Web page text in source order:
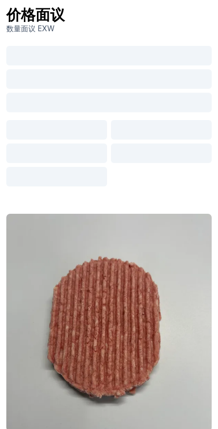
价格面议
数量面议 EXW